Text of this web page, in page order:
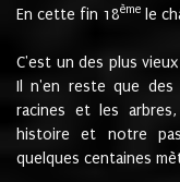
En cette fin 18ème le
C'est un des plus
Il n'en reste que des
racines et les
histoire et notre
quelques centaines